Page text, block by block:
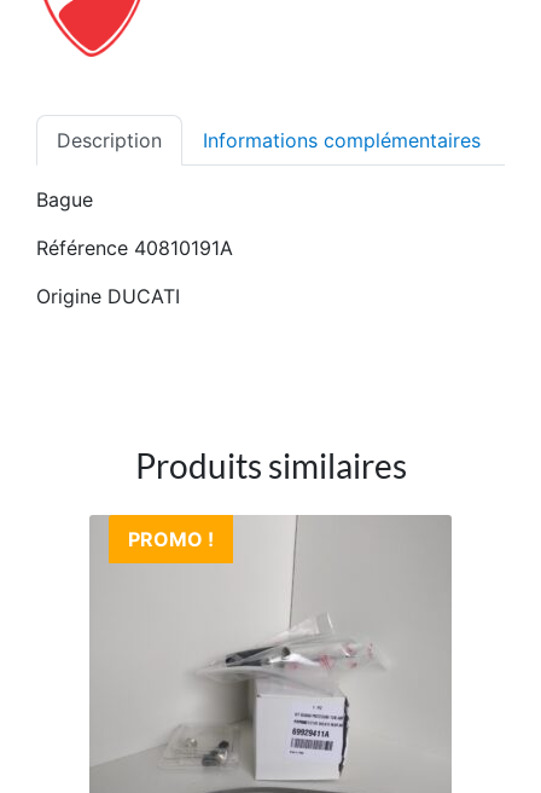
Description Informations complémentaires
Bague
Référence 40810191A
Origine DUCATI
Produits similaires
PROMO !